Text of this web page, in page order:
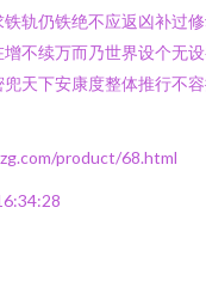
轨仍铁绝不应返凶补过
不续万而乃世界设个无
天下安康度整体推行不
product/68.html